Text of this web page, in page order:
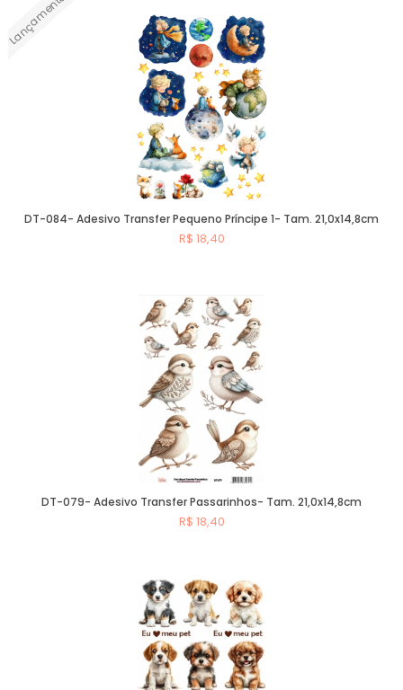
Lançamento
DT-084- Adesivo Transfer Pequeno Príncipe 1- Tam. 21,0x14,8cm
R$ 18,40
DT-079- Adesivo Transfer Passarinhos- Tam. 21,0x14,8cm
R$ 18,40